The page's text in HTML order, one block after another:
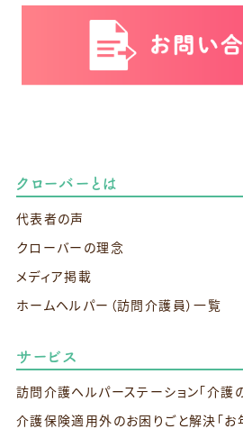
クローバーとは
代表者の声
クローバーの理念
メディア掲載
ホームヘルパー（訪問介護員）一覧
サービス
訪問介護ヘルパーステーション「介護
介護保険適用外のお困りごと解決 「